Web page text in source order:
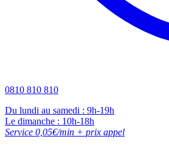
0810 810 810
Du lundi au samedi : 9h-19h
Le dimanche : 10h-18h
Service 0,05€/min + prix appel